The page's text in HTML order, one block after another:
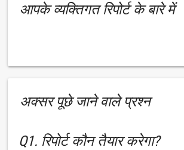
आपके व्यक्तिगत रिपोर्ट के बारे में
अक्सर पूछे जाने वाले प्रश्न
Q1. रिपोर्ट कौन तैयार करेगा?